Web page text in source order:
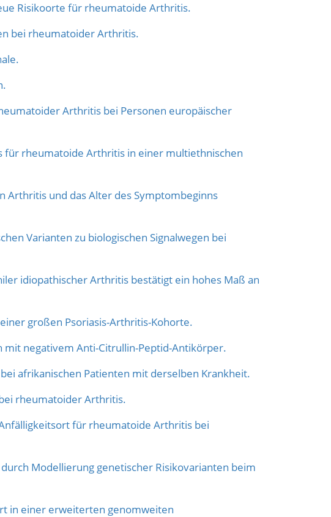
Risikoorte für rheumatoide Arthritis.
bei rheumatoider Arthritis.
Arthritis bei Personen europäischer
für rheumatoide Arthritis in einer multiethnischen
Arthritis und das Alter des Symptombeginns
Varianten zu biologischen Signalwegen bei
idiopathischer Arthritis bestätigt ein hohes Maß an
großen Psoriasis-Arthritis-Kohorte.
negativem Anti-Citrullin-Peptid-Antikörper.
afrikanischen Patienten mit derselben Krankheit.
rheumatoider Arthritis.
für rheumatoide Arthritis bei
Modellierung genetischer Risikovarianten beim
in einer erweiterten genomweiten